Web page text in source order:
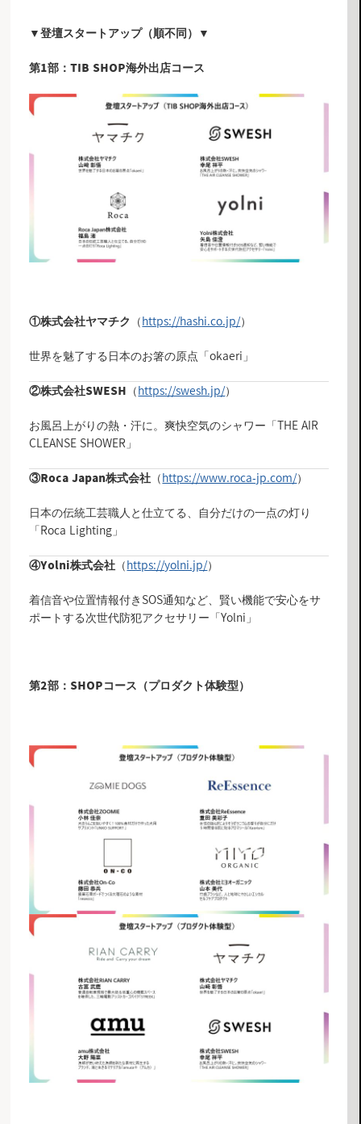
▼登壇スタートアップ（順不同）▼
第1部：TIB SHOP海外出店コース
①株式会社ヤマチク （https://hashi.co.jp/）
世界を魅了する日本のお箸の原点「okaeri」
②株式会社SWESH （https://swesh.jp/）
お風呂上がりの熱・汗に。爽快空気のシャワー「THE AIR
CLEANSE SHOWER」
③Roca Japan株式会社 （https://www.roca-jp.com/）
日本の伝統工芸職人と仕立てる、自分だけの一点の灯り
「Roca Lighting」
④Yolni株式会社 （https://yolni.jp/）
着信音や位置情報付きSOS通知など、賢い機能で安心をサ
ポートする次世代防犯アクセサリー「Yolni」
第2部：SHOPコース（プロダクト体験型）